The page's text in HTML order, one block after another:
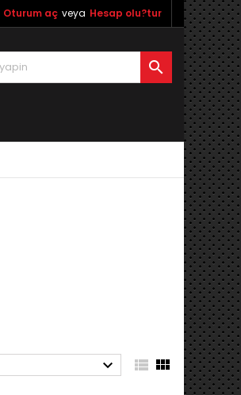
Oturum aç veya Hesap olu?tur

  